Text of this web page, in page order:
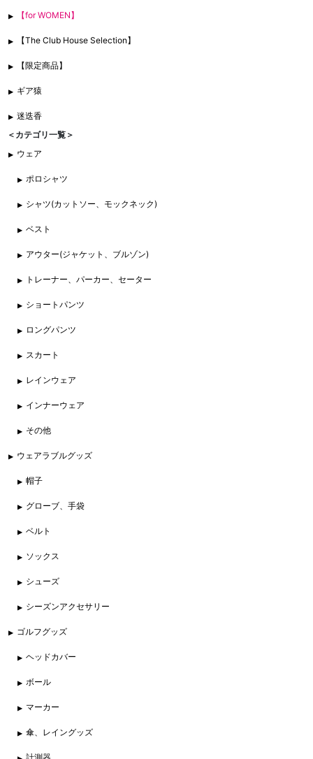
【for WOMEN】
【The Club House Selection】
【限定商品】
ギア猿
迷迭香
＜カテゴリ一覧＞
ウェア
ポロシャツ
シャツ(カットソー、モックネック)
ベスト
アウター(ジャケット、ブルゾン)
トレーナー、パーカー、セーター
ショートパンツ
ロングパンツ
スカート
レインウェア
インナーウェア
その他
ウェアラブルグッズ
帽子
グローブ、手袋
ベルト
ソックス
シューズ
シーズンアクセサリー
ゴルフグッズ
ヘッドカバー
ボール
マーカー
傘、レイングッズ